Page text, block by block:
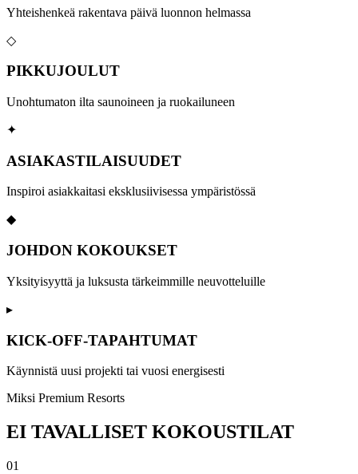
Yhteishenkeä rakentava päivä luonnon helmassa
◇
PIKKUJOULUT
Unohtumaton ilta saunoineen ja ruokailuneen
✦
ASIAKASTILAISUUDET
Inspiroi asiakkaitasi eksklusiivisessa ympäristössä
◆
JOHDON KOKOUKSET
Yksityisyyttä ja luksusta tärkeimmille neuvotteluille
▸
KICK-OFF-TAPAHTUMAT
Käynnistä uusi projekti tai vuosi energisesti
Miksi Premium Resorts
EI TAVALLISET KOKOUSTILAT
01